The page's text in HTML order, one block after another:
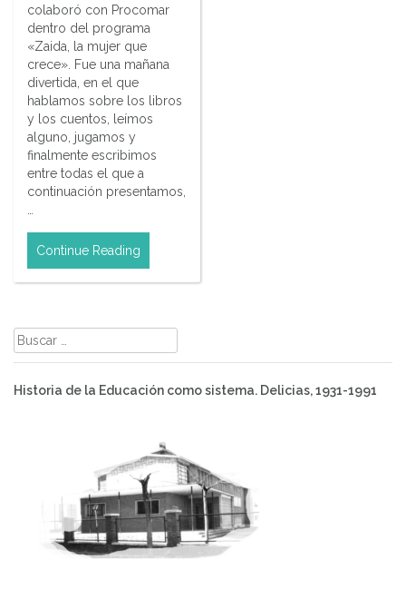
colaboró con Procomar
dentro del programa
«Zaida, la mujer que
crece». Fue una mañana
divertida, en el que
hablamos sobre los libros
y los cuentos, leímos
alguno, jugamos y
finalmente escribimos
entre todas el que a
continuación presentamos,
Continue Reading
Buscar:
Historia de la Educación como sistema. Delicias, 1931-1991